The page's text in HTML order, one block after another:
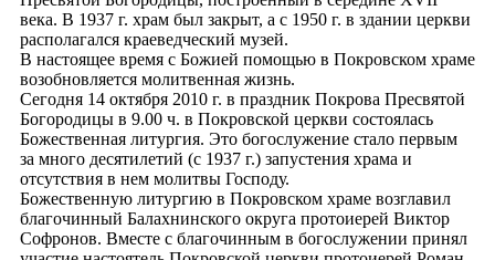
века. В 1937 г. храм был закрыт, а с 1950 г. в здании церкви
располагался краеведческий музей.
В настоящее время с Божией помощью в Покровском храме
возобновляется молитвенная жизнь.
Сегодня 14 октября 2010 г. в праздник Покрова Пресвятой
Богородицы в 9.00 ч. в Покровской церкви состоялась
Божественная литургия. Это богослужение стало первым
за много десятилетий (с 1937 г.) запустения храма и
отсутствия в нем молитвы Господу.
Божественную литургию в Покровском храме возглавил
благочинный Балахнинского округа протоиерей Виктор
Софронов. Вместе с благочинным в богослужении принял